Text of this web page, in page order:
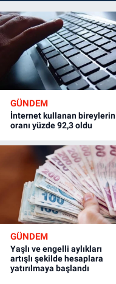
GÜNDEM
İnternet kullanan bireylerin
oranı yüzde 92,3 oldu
GÜNDEM
Yaşlı ve engelli aylıkları
artışlı şekilde hesaplara
yatırılmaya başlandı